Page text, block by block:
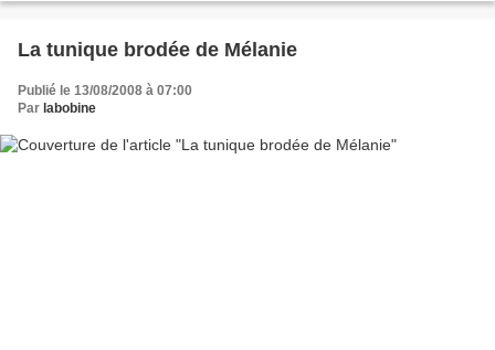
La tunique brodée de Mélanie
Publié le 13/08/2008 à 07:00
Par labobine